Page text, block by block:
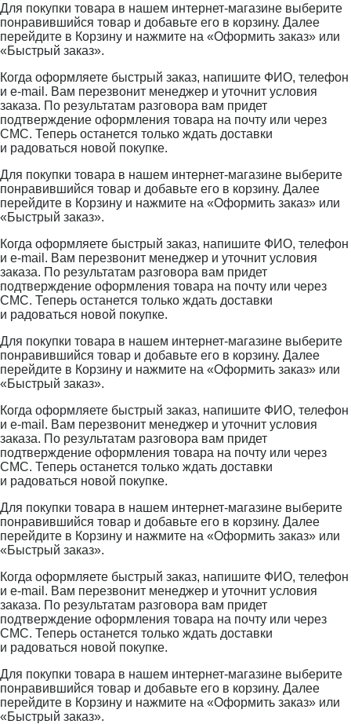
Для покупки товара в нашем интернет-магазине выберите
понравившийся товар и добавьте его в корзину. Далее
перейдите в Корзину и нажмите на «Оформить заказ» или
«Быстрый заказ».
Когда оформляете быстрый заказ, напишите ФИО, телефон
и e-mail. Вам перезвонит менеджер и уточнит условия
заказа. По результатам разговора вам придет
подтверждение оформления товара на почту или через
СМС. Теперь останется только ждать доставки
и радоваться новой покупке.
Для покупки товара в нашем интернет-магазине выберите
понравившийся товар и добавьте его в корзину. Далее
перейдите в Корзину и нажмите на «Оформить заказ» или
«Быстрый заказ».
Когда оформляете быстрый заказ, напишите ФИО, телефон
и e-mail. Вам перезвонит менеджер и уточнит условия
заказа. По результатам разговора вам придет
подтверждение оформления товара на почту или через
СМС. Теперь останется только ждать доставки
и радоваться новой покупке.
Для покупки товара в нашем интернет-магазине выберите
понравившийся товар и добавьте его в корзину. Далее
перейдите в Корзину и нажмите на «Оформить заказ» или
«Быстрый заказ».
Когда оформляете быстрый заказ, напишите ФИО, телефон
и e-mail. Вам перезвонит менеджер и уточнит условия
заказа. По результатам разговора вам придет
подтверждение оформления товара на почту или через
СМС. Теперь останется только ждать доставки
и радоваться новой покупке.
Для покупки товара в нашем интернет-магазине выберите
понравившийся товар и добавьте его в корзину. Далее
перейдите в Корзину и нажмите на «Оформить заказ» или
«Быстрый заказ».
Когда оформляете быстрый заказ, напишите ФИО, телефон
и e-mail. Вам перезвонит менеджер и уточнит условия
заказа. По результатам разговора вам придет
подтверждение оформления товара на почту или через
СМС. Теперь останется только ждать доставки
и радоваться новой покупке.
Для покупки товара в нашем интернет-магазине выберите
понравившийся товар и добавьте его в корзину. Далее
перейдите в Корзину и нажмите на «Оформить заказ» или
«Быстрый заказ».